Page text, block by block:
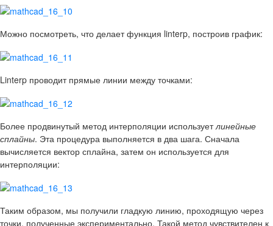
Можно посмотреть, что делает функция linterp, построив график:
Linterp проводит прямые линии между точками:
Более продвинутый метод интерполяции используетлинейные
сплайны. Эта процедура выполняется в два шага. Сначала
вычисляется вектор сплайна, затем он используется для
интерполяции:
Таким образом, мы получили гладкую линию, проходящую через
точки, полученные экспериментально. Такой метод чувствителен к